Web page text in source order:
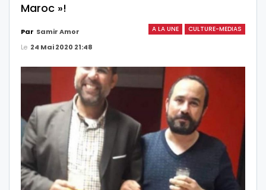
Maroc »!
A LA UNE CULTURE-MEDIAS
Par Samir Amor
Le 24 Mai 2020 21:48